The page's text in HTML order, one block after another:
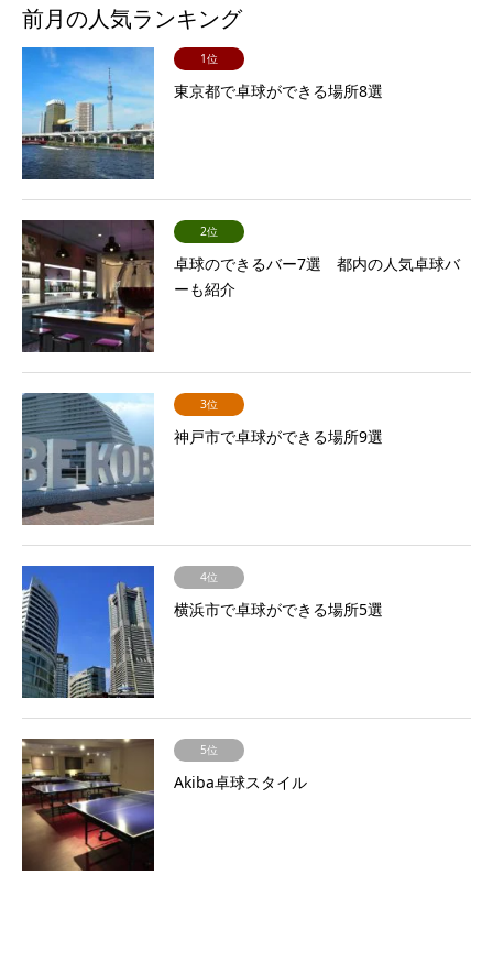
前月の人気ランキング
1位
東京都で卓球ができる場所8選
2位
卓球のできるバー7選 都内の人気卓球バ
ーも紹介
3位
神戸市で卓球ができる場所9選
4位
横浜市で卓球ができる場所5選
5位
Akiba卓球スタイル